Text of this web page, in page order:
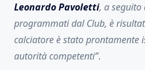
LeonardoPavoletti, a seguito
programmati dal Club, è
calciatore è stato prontamente
autorità competenti”.